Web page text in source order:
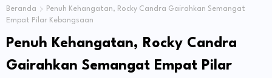
Beranda
Penuh Kehangatan, Rocky Candra Gairahkan Semangat
Empat Pilar Kebangsaan
Penuh Kehangatan, Rocky Candra
Gairahkan Semangat Empat Pilar